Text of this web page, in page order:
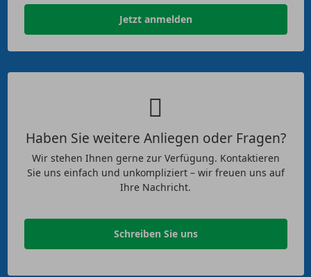
Jetzt anmelden
Haben Sie weitere Anliegen oder Fragen?
Wir stehen Ihnen gerne zur Verfügung. Kontaktieren
Sie uns einfach und unkompliziert – wir freuen uns auf
Ihre Nachricht.
Schreiben Sie uns